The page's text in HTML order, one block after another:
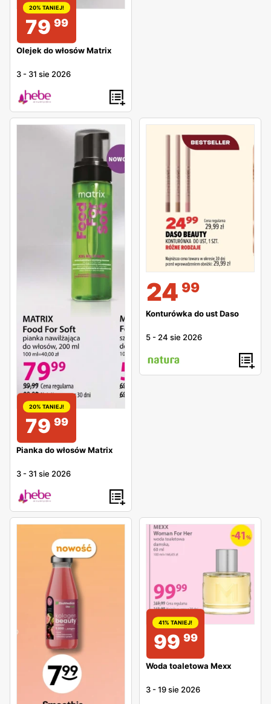
20% TANIEJ!
79 99
Olejek do włosów Matrix
3 - 31 sie 2026
20% TANIEJ!
79 99
Pianka do włosów Matrix
3 - 31 sie 2026
24 99
Konturówka do ust Daso
5 - 24 sie 2026
41% TANIEJ!
99 99
Woda toaletowa Mexx
3 -19 sie 2026